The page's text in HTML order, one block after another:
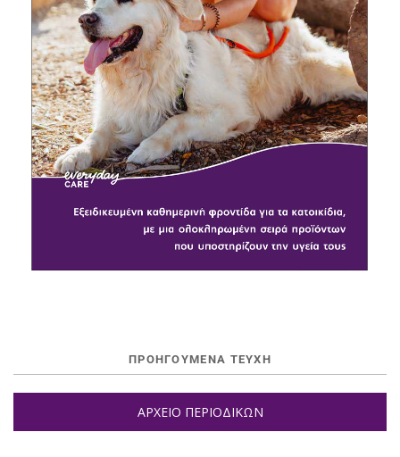
ΠΡΟΗΓΟΥΜΕΝΑ ΤΕΥΧΗ
ΑΡΧΕΙΟ ΠΕΡΙΟΔΙΚΩΝ